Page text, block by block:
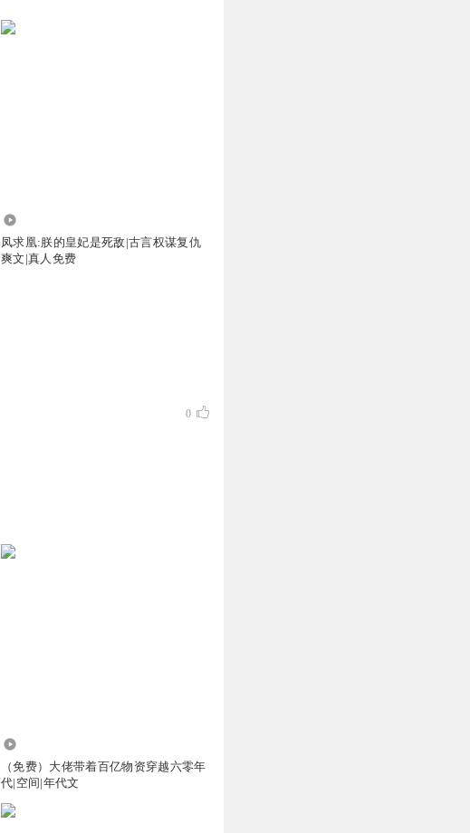
凤求凰:朕的皇妃是死敌|古言权谋复仇
爽文|真人免费
0
（免费）大佬带着百亿物资穿越六零年
代|空间|年代文